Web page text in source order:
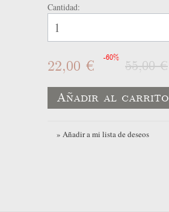
Cantidad:
22,00 € -60%
55,00 €
Añadir al carrito
» Añadir a mi lista de deseos